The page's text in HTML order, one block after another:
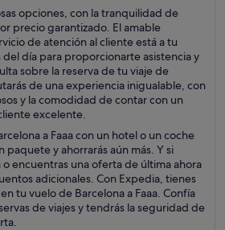
opciones, con la tranquilidad de
precio garantizado. El amable
de atención al cliente está a tu
del día para proporcionarte asistencia y
sobre la reserva de tu viaje de
de una experiencia inigualable, con
y la comodidad de contar con un
excelente.
a Faaa con un hotel o un coche
y ahorrarás aún más. Y si
o encuentras una oferta de última ahora
adicionales. Con Expedia, tienes
tu vuelo de Barcelona a Faaa. Confía
de viajes y tendrás la seguridad de